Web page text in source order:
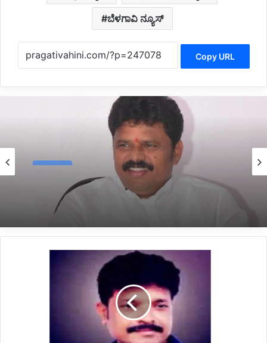
ಬೆಳಗಾವಿ ನ್ಯೂಸ್
Copy URL
*ಬಸನಗೌಡ ದದ್ದಲ್‌ ರಾಜೀನಾಮೆ*